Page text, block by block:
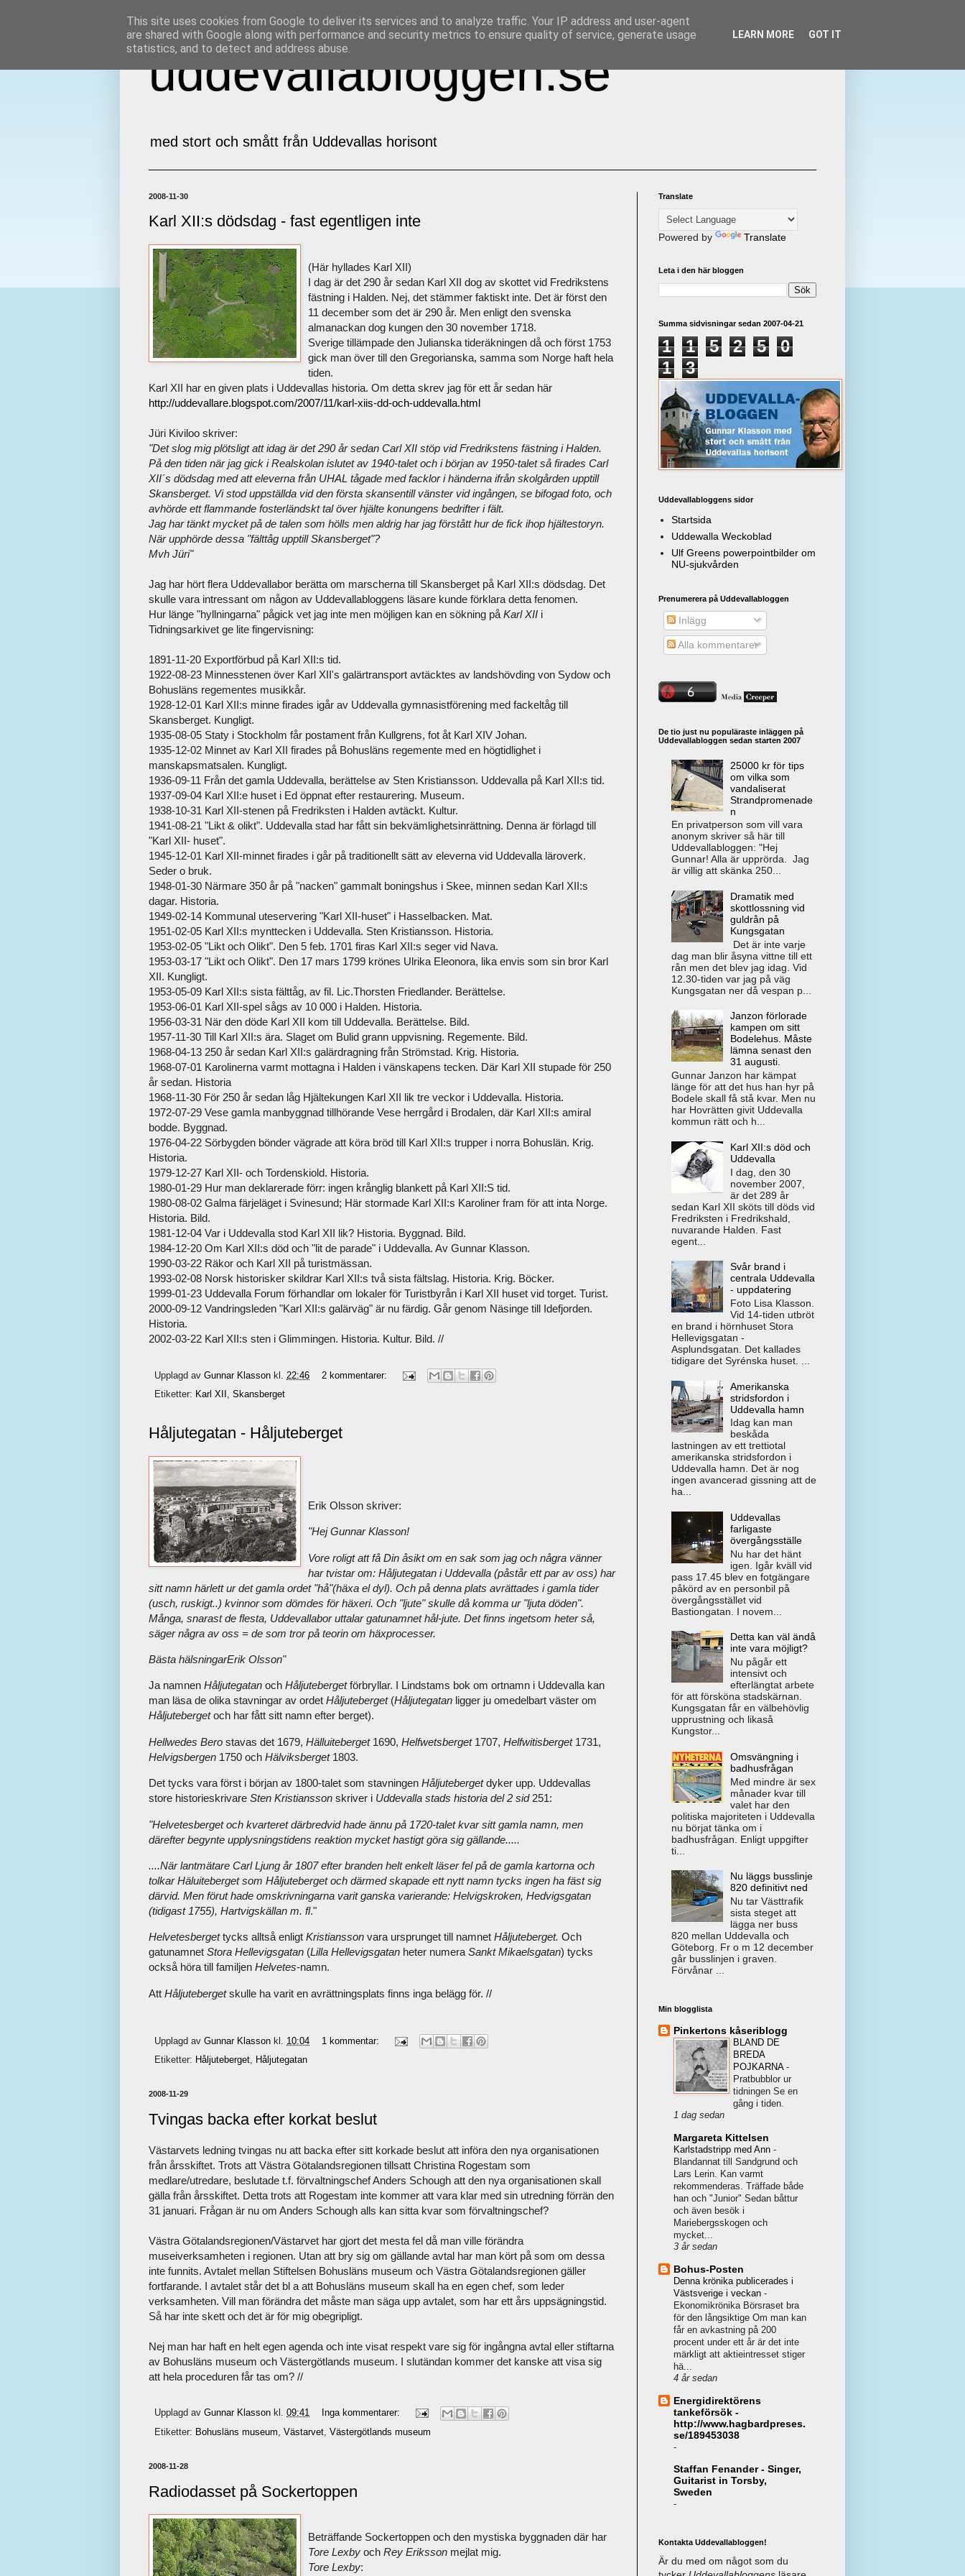
uddevallabloggen.se
med stort och smått från Uddevallas horisont
2008-11-30
Karl XII:s dödsdag - fast egentligen inte
(Här hyllades Karl XII)
I dag är det 290 år sedan Karl XII dog av skottet vid Fredrikstens
fästning i Halden. Nej, det stämmer faktiskt inte. Det är först den
11 december som det är 290 år. Men enligt den svenska
almanackan dog kungen den 30 november 1718.
Sverige tillämpade den Julianska tideräkningen då och först 1753
gick man över till den Gregorianska, samma som Norge haft hela
tiden.
Karl XII har en given plats i Uddevallas historia. Om detta skrev jag för ett år sedan här
http://uddevallare.blogspot.com/2007/11/karl-xiis-dd-och-uddevalla.html
Jüri Kiviloo skriver:
"Det slog mig plötsligt att idag är det 290 år sedan Carl XII stöp vid Fredrikstens fästning i Halden.
På den tiden när jag gick i Realskolan islutet av 1940-talet och i början av 1950-talet så firades Carl
XII´s dödsdag med att eleverna från UHAL tågade med facklor i händerna ifrån skolgården upptill
Skansberget. Vi stod uppställda vid den första skansentill vänster vid ingången, se bifogad foto, och
avhörde ett flammande fosterländskt tal över hjälte konungens bedrifter i fält.
Jag har tänkt mycket på de talen som hölls men aldrig har jag förstått hur de fick ihop hjältestoryn.
När upphörde dessa "fälttåg upptill Skansberget"?
Mvh Jüri"
Jag har hört flera Uddevallabor berätta om marscherna till Skansberget på Karl XII:s dödsdag. Det
skulle vara intressant om någon av Uddevallabloggens läsare kunde förklara detta fenomen.
Hur länge "hyllningarna" pågick vet jag inte men möjligen kan en sökning på Karl XII i
Tidningsarkivet ge lite fingervisning:
1891-11-20 Exportförbud på Karl XII:s tid.
1922-08-23 Minnesstenen över Karl XII's galärtransport avtäcktes av landshövding von Sydow och
Bohusläns regementes musikkår.
1928-12-01 Karl XII:s minne firades igår av Uddevalla gymnasistförening med fackeltåg till
Skansberget. Kungligt.
1935-08-05 Staty i Stockholm får postament från Kullgrens, fot åt Karl XIV Johan.
1935-12-02 Minnet av Karl XII firades på Bohusläns regemente med en högtidlighet i
manskapsmatsalen. Kungligt.
1936-09-11 Från det gamla Uddevalla, berättelse av Sten Kristiansson. Uddevalla på Karl XII:s tid.
1937-09-04 Karl XII:e huset i Ed öppnat efter restaurering. Museum.
1938-10-31 Karl XII-stenen på Fredriksten i Halden avtäckt. Kultur.
1941-08-21 "Likt & olikt". Uddevalla stad har fått sin bekvämlighetsinrättning. Denna är förlagd till
"Karl XII- huset".
1945-12-01 Karl XII-minnet firades i går på traditionellt sätt av eleverna vid Uddevalla läroverk.
Seder o bruk.
1948-01-30 Närmare 350 år på "nacken" gammalt boningshus i Skee, minnen sedan Karl XII:s
dagar. Historia.
1949-02-14 Kommunal uteservering "Karl XII-huset" i Hasselbacken. Mat.
1951-02-05 Karl XII:s mynttecken i Uddevalla. Sten Kristiansson. Historia.
1953-02-05 "Likt och Olikt". Den 5 feb. 1701 firas Karl XII:s seger vid Nava.
1953-03-17 "Likt och Olikt". Den 17 mars 1799 krönes Ulrika Eleonora, lika envis som sin bror Karl
XII. Kungligt.
1953-05-09 Karl XII:s sista fälttåg, av fil. Lic.Thorsten Friedlander. Berättelse.
1953-06-01 Karl XII-spel sågs av 10 000 i Halden. Historia.
1956-03-31 När den döde Karl XII kom till Uddevalla. Berättelse. Bild.
1957-11-30 Till Karl XII:s ära. Slaget om Bulid grann uppvisning. Regemente. Bild.
1968-04-13 250 år sedan Karl XII:s galärdragning från Strömstad. Krig. Historia.
1968-07-01 Karolinerna varmt mottagna i Halden i vänskapens tecken. Där Karl XII stupade för 250
år sedan. Historia
1968-11-30 För 250 år sedan låg Hjältekungen Karl XII lik tre veckor i Uddevalla. Historia.
1972-07-29 Vese gamla manbyggnad tillhörande Vese herrgård i Brodalen, där Karl XII:s amiral
bodde. Byggnad.
1976-04-22 Sörbygden bönder vägrade att köra bröd till Karl XII:s trupper i norra Bohuslän. Krig.
Historia.
1979-12-27 Karl XII- och Tordenskiold. Historia.
1980-01-29 Hur man deklarerade förr: ingen krånglig blankett på Karl XII:S tid.
1980-08-02 Galma färjeläget i Svinesund; Här stormade Karl XII:s Karoliner fram för att inta Norge.
Historia. Bild.
1981-12-04 Var i Uddevalla stod Karl XII lik? Historia. Byggnad. Bild.
1984-12-20 Om Karl XII:s död och "lit de parade" i Uddevalla. Av Gunnar Klasson.
1990-03-22 Räkor och Karl XII på turistmässan.
1993-02-08 Norsk historisker skildrar Karl XII:s två sista fältslag. Historia. Krig. Böcker.
1999-01-23 Uddevalla Forum förhandlar om lokaler för Turistbyrån i Karl XII huset vid torget. Turist.
2000-09-12 Vandringsleden "Karl XII:s galärväg" är nu färdig. Går genom Näsinge till Idefjorden.
Historia.
2002-03-22 Karl XII:s sten i Glimmingen. Historia. Kultur. Bild. //
Upplagd av Gunnar Klasson kl. 22:46
2 kommentarer:
Etiketter: Karl XII , Skansberget
Håljutegatan - Håljuteberget
Erik Olsson skriver:
"Hej Gunnar Klasson!
Vore roligt att få Din åsikt om en sak som jag och några vänner
har tvistar om: Håljutegatan i Uddevalla (påstår ett par av oss) har
sitt namn härlett ur det gamla ordet "hå"(häxa el dyl). Och på denna plats avrättades i gamla tider
(usch, ruskigt..) kvinnor som dömdes för häxeri. Och "ljute" skulle då komma ur "ljuta döden".
Många, snarast de flesta, Uddevallabor uttalar gatunamnet hål-jute. Det finns ingetsom heter så,
säger några av oss = de som tror på teorin om häxprocesser.
Bästa hälsningarErik Olsson"
Ja namnen Håljutegatan och Håljutebergetförbryllar. I Lindstams bok om ortnamn i Uddevalla kan
man läsa de olika stavningar av ordet Håljuteberget(Håljutegatan ligger ju omedelbart väster om
Håljutebergetoch har fått sitt namn efter berget).
Hellwedes Bero stavas det 1679, Hälluiteberget1690, Helfwetsberget 1707, Helfwitisberget 1731,
Helvigsbergen 1750 och Hälviksberget1803.
Det tycks vara först i början av 1800-talet som stavningen Håljutebergetdyker upp. Uddevallas
store historieskrivare Sten Kristiansson skriver i Uddevalla stads historia del 2 sid 251:
"Helvetesberget och kvarteret därbredvid hade ännu på 1720-talet kvar sitt gamla namn, men
därefter begynte upplysningstidens reaktion mycket hastigt göra sig gällande.....
....När lantmätare Carl Ljung år 1807 efter branden helt enkelt läser fel på de gamla kartorna och
tolkar Häluiteberget som Håljuteberget och därmed skapade ett nytt namn tycks ingen ha fäst sig
därvid. Men förut hade omskrivningarna varit ganska varierande: Helvigskroken, Hedvigsgatan
(tidigast 1755), Hartvigskällan m. fl."
Helvetesbergettycks alltså enligt Kristiansson vara ursprunget till namnet Håljuteberget. Och
gatunamnet Stora Hellevigsgatan (Lilla Hellevigsgatan heter numera Sankt Mikaelsgatan) tycks
också höra till familjen Helvetes-namn.
Att Håljutebergetskulle ha varit en avrättningsplats finns inga belägg för. //
Upplagd av Gunnar Klasson kl. 10:04
1 kommentar:
Etiketter: Håljuteberget, Håljutegatan
2008-11-29
Tvingas backa efter korkat beslut
Västarvets ledning tvingas nu att backa efter sitt korkade beslut att införa den nya organisationen
från årsskiftet. Trots att Västra Götalandsregionen tillsatt Christina Rogestam som
medlare/utredare, beslutade t.f. förvaltningschef Anders Schough att den nya organisationen skall
gälla från årsskiftet. Detta trots att Rogestam inte kommer att vara klar med sin utredning förrän den
31 januari. Frågan är nu om Anders Schough alls kan sitta kvar som förvaltningschef?
Västra Götalandsregionen/Västarvet har gjort det mesta fel då man ville förändra
museiverksamheten i regionen. Utan att bry sig om gällande avtal har man kört på som om dessa
inte funnits. Avtalet mellan Stiftelsen Bohusläns museum och Västra Götalandsregionen gäller
fortfarande. I avtalet står det bl a att Bohusläns museum skall ha en egen chef, som leder
verksamheten. Vill man förändra det måste man säga upp avtalet, som har ett års uppsägningstid.
Så har inte skett och det är för mig obegripligt.
Nej man har haft en helt egen agenda och inte visat respekt vare sig för ingångna avtal eller stiftarna
av Bohusläns museum och Västergötlands museum. I slutändan kommer det kanske att visa sig
att hela proceduren får tas om? //
Upplagd av Gunnar Klasson kl. 09:41
Inga kommentarer:
Etiketter: Bohusläns museum, Västarvet, Västergötlands museum
2008-11-28
Radiodasset på Sockertoppen
Beträffande Sockertoppen och den mystiska byggnaden där har
Tore Lexby och Rey Eriksson mejlat mig.
Tore Lexby:
Translate
Powered by Translate
Leta i den här bloggen
Summa sidvisningar sedan 2007-04-21
1 1 5 2 5
0
1
3
Uddevallabloggens sidor
Startsida
Uddewalla Weckoblad
Ulf Greens powerpointbilder om
NU-sjukvården
Prenumerera på Uddevallabloggen
Inlägg
Alla kommentarer
De tio just nu populäraste inläggen på
Uddevallabloggen sedan starten 2007
25000 kr för tips
om vilka som
vandaliserat
Strandpromenade
n
En privatperson som vill vara
anonym skriver så här till
Uddevallabloggen: "Hej
Gunnar! Alla är upprörda. Jag
är villig att skänka 250...
Dramatik med
skottlossning vid
guldrån på
Kungsgatan
Det är inte varje
dag man blir åsyna vittne till ett
rån men det blev jag idag. Vid
12.30-tiden var jag på väg
Kungsgatan ner då vespan p...
Janzon förlorade
kampen om sitt
Bodelehus. Måste
lämna senast den
31 augusti.
Gunnar Janzon har kämpat
länge för att det hus han hyr på
Bodele skall få stå kvar. Men nu
har Hovrätten givit Uddevalla
kommun rätt och h...
Karl XII:s död och
Uddevalla
I dag, den 30
november 2007,
är det 289 år
sedan Karl XII sköts till döds vid
Fredriksten i Fredrikshald,
nuvarande Halden. Fast
egent...
Svår brand i
centrala Uddevalla
- uppdatering
Foto Lisa Klasson.
Vid 14-tiden utbröt
en brand i hörnhuset Stora
Hellevigsgatan -
Asplundsgatan. Det kallades
tidigare det Syrénska huset. ...
Amerikanska
stridsfordon i
Uddevalla hamn
Idag kan man
beskåda
lastningen av ett trettiotal
amerikanska stridsfordon i
Uddevalla hamn. Det är nog
ingen avancerad gissning att de
ha...
Uddevallas
farligaste
övergångsställe
Nu har det hänt
igen. Igår kväll vid
pass 17.45 blev en fotgängare
påkörd av en personbil på
övergångsstället vid
Bastiongatan. I novem...
Detta kan väl ändå
inte vara möjligt?
Nu pågår ett
intensivt och
efterlängtat arbete
för att försköna stadskärnan.
Kungsgatan får en välbehövlig
upprustning och likaså
Kungstor...
Omsvängning i
badhusfrågan
Med mindre är sex
månader kvar till
valet har den
politiska majoriteten i Uddevalla
nu börjat tänka om i
badhusfrågan. Enligt uppgifter
ti...
Nu läggs busslinje
820 definitivt ned
Nu tar Västtrafik
sista steget att
lägga ner buss
820 mellan Uddevalla och
Göteborg. Fr o m 12 december
går busslinjen i graven.
Förvånar ...
Min blogglista
Pinkertons kåseriblogg
BLAND DE
BREDA
POJKARNA -
Pratbubblor ur
tidningen Se en
gång i tiden.
1 dag sedan
Margareta Kittelsen
Karlstadstripp med Ann -
Blandannat till Sandgrund och
Lars Lerin. Kan varmt
rekommenderas. Träffade både
han och "Junior" Sedan båttur
och även besök i
Mariebergsskogen och
mycket...
3 år sedan
Bohus-Posten
Denna krönika publicerades i
Västsverige i veckan -
Ekonomikrönika Börsraset bra
för den långsiktige Om man kan
får en avkastning på 200
procent under ett år är det inte
märkligt att aktieintresset stiger
hä...
4 år sedan
Energidirektörens
tankeförsök -
http://www.hagbardpreses.
se/189453038
-
Staffan Fenander - Singer,
Guitarist in Torsby,
Sweden
-
Kontakta Uddevallabloggen!
Är du med om något som du
This site uses cookies from Google to deliver its services and to analyze traffic. Your IP address and user-agent
are shared with Google along with performance and security metrics to ensure quality of service, generate usage
statistics, and to detect and address abuse.
LEARN MORE GOT IT